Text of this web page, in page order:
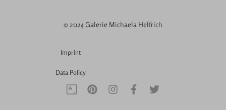
© 2024 Galerie Michaela Helfrich
Imprint
Data Policy